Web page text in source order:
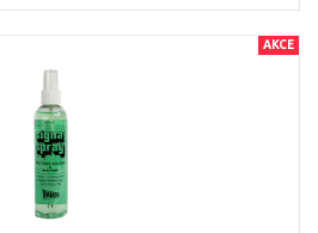
AKCE